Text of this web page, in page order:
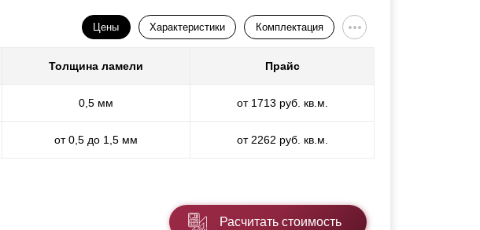
Цены Характеристики Комплектация
Толщина ламели Прайс
0,5 мм от 1713 руб. кв.м.
от 0,5 до 1,5 мм от 2262 руб. кв.м.
Расчитать стоимость